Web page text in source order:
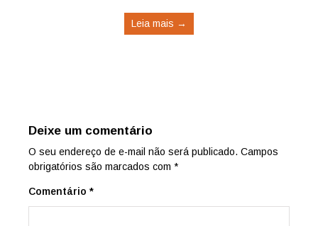
Leia mais →
Deixe um comentário
O seu endereço de e-mail não será publicado. Campos
obrigatórios são marcados com *
Comentário *